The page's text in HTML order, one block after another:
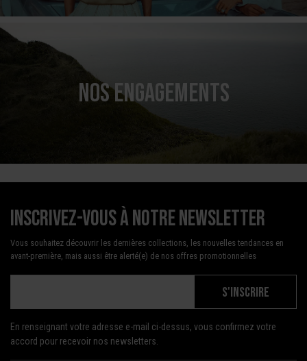
NOS ENGAGEMENTS
Inscrivez-vous à notre newsletter
Vous souhaitez découvrir les dernières collections, les nouvelles tendances en
avant-première, mais aussi être alerté(e) de nos offres promotionnelles
S'INSCRIRE
En renseignant votre adresse e-mail ci-dessus, vous confirmez votre
accord pour recevoir nos newsletters.